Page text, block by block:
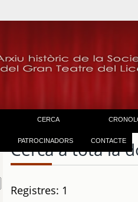
CERCA
PATROCINADORS CONTACTE
Cerca a tota la
Registres: 1